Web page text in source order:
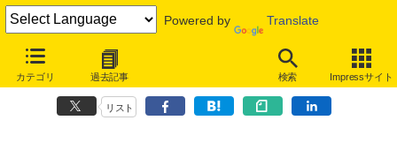
Powered by Translate
カテゴリ 過去記事 検索 Impressサイト
「Office 2013はデバイス、クラウド、ソーシャルの変化に対応」、MS
が説明会
リスト